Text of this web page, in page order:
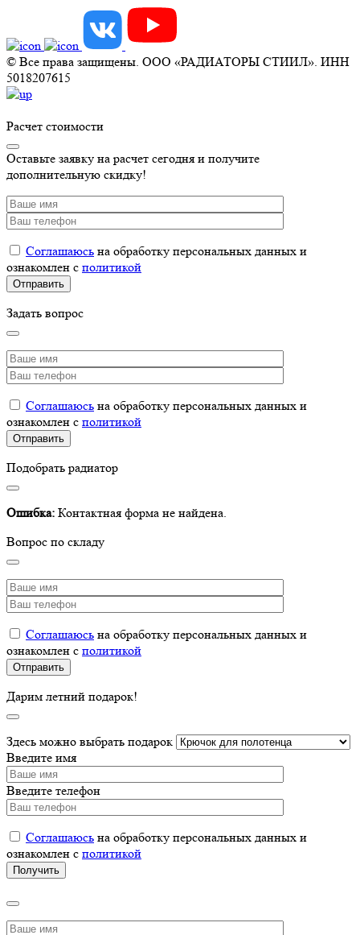
© Все права защищены. ООО «РАДИАТОРЫ СТИИЛ». ИНН
5018207615
Расчет стоимости
Оставьте заявку на расчет сегодня и получите
дополнительную скидку!
Соглашаюсь на обработку персональных данных и
ознакомлен с политикой
Задать вопрос
Соглашаюсь на обработку персональных данных и
ознакомлен с политикой
Подобрать радиатор
Ошибка: Контактная форма не найдена.
Вопрос по складу
Соглашаюсь на обработку персональных данных и
ознакомлен с политикой
Дарим летний подарок!
Здесь можно выбрать подарок
Введите имя
Введите телефон
Соглашаюсь на обработку персональных данных и
ознакомлен с политикой